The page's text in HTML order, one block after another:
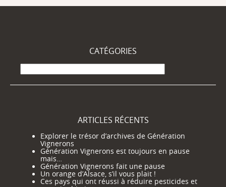
CATÉGORIES
Catégories
ARTICLES RÉCENTS
Explorer le trésor d’archives de Génération
Vignerons
Génération Vignerons est toujours en pause
mais…
Génération Vignerons fait une pause
Un orange d’Alsace, s’il vous plait !
Ces pays qui ont réussi à réduire pesticides et